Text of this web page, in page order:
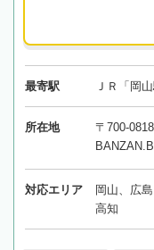
最寄駅 ＪＲ「岡
所在地
〒700-
対応エリア
岡山、広
高知